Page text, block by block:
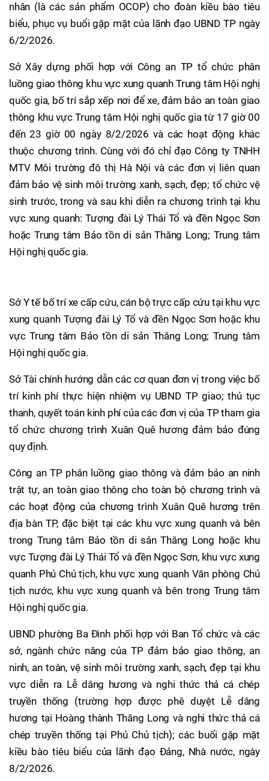
nhân (là các sản phẩm OCOP) cho đoàn kiều bào tiêu
biểu, phục vụ buổi gặp mặt của lãnh đạo UBND TP ngày
6/2/2026.
Sở Xây dựng phối hợp với Công an TP tổ chức phân
luồng giao thông khu vực xung quanh Trung tâm Hội nghị
quốc gia, bố trí sắp xếp nơi để xe, đảm bảo an toàn giao
thông khu vực Trung tâm Hội nghị quốc gia từ 17 giờ 00
đến 23 giờ 00 ngày 8/2/2026 và các hoạt động khác
thuộc chương trình. Cùng với đó chỉ đạo Công ty TNHH
MTV Môi trường đô thị Hà Nội và các đơn vị liên quan
đảm bảo vệ sinh môi trường xanh, sạch, đẹp; tổ chức vệ
sinh trước, trong và sau khi diễn ra chương trình tại khu
vực xung quanh: Tượng đài Lý Thái Tổ và đền Ngọc Sơn
hoặc Trung tâm Bảo tồn di sản Thăng Long; Trung tâm
Hội nghị quốc gia.
Sở Y tế bố trí xe cấp cứu, cán bộ trực cấp cứu tại khu vực
xung quanh Tượng đài Lý Tổ và đền Ngọc Sơn hoặc khu
vực Trung tâm Bảo tồn di sản Thăng Long; Trung tâm
Hội nghị quốc gia.
Sở Tài chính hướng dẫn các cơ quan đơn vị trong việc bố
trí kinh phí thực hiện nhiệm vụ UBND TP giao; thủ tục
thanh, quyết toán kinh phí của các đơn vị của TP tham gia
tổ chức chương trình Xuân Quê hương đảm bảo đúng
quy định.
Công an TP phân luồng giao thông và đảm bảo an ninh
trật tự, an toàn giao thông cho toàn bộ chương trình và
các hoạt động của chương trình Xuân Quê hương trên
địa bàn TP, đặc biệt tại các khu vực xung quanh và bên
trong Trung tâm Bảo tồn di sản Thăng Long hoặc khu
vực Tượng đài Lý Thái Tổ và đền Ngọc Sơn, khu vực xung
quanh Phủ Chủ tịch, khu vực xung quanh Văn phòng Chủ
tịch nước, khu vực xung quanh và bên trong Trung tâm
Hội nghị quốc gia.
UBND phường Ba Đình phối hợp với Ban Tổ chức và các
sở, ngành chức năng của TP đảm bảo giao thông, an
ninh, an toàn, vệ sinh môi trường xanh, sạch, đẹp tại khu
vực diễn ra Lễ dâng hương và nghi thức thả cá chép
truyền thống (trường hợp được phê duyệt Lễ dâng
hương tại Hoàng thành Thăng Long và nghi thức thả cá
chép truyền thống tại Phủ Chủ tịch); các buổi gặp mặt
kiều bào tiêu biểu của lãnh đạo Đảng, Nhà nước, ngày
8/2/2026.